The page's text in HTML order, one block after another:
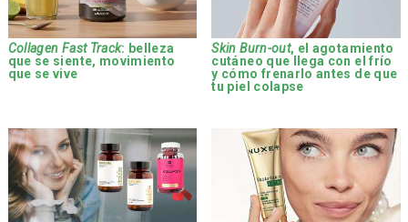
Collagen Fast Track: belleza
que se siente, movimiento
que se vive
Skin Burn-out, el agotamiento
cutáneo que llega con el frío
y cómo frenarlo antes de que
tu piel colapse